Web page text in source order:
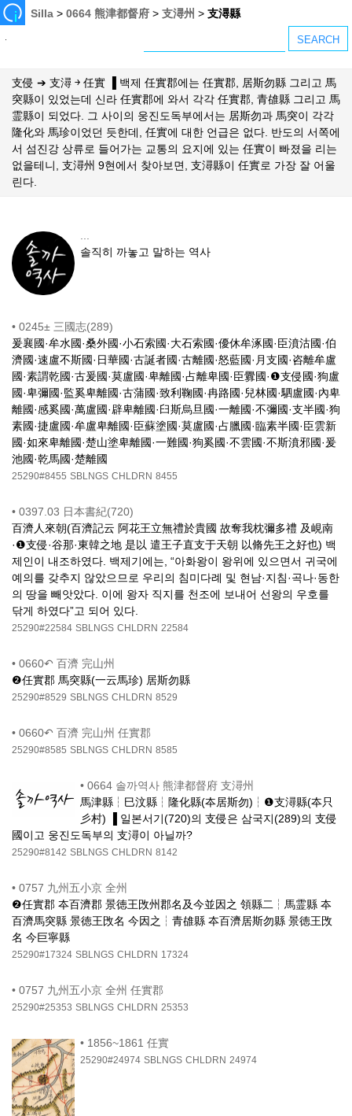
Silla >0664 熊津都督府 >支潯州 >支潯縣
支侵 ➔ 支潯 ￫ 任實 ▐ 백제 任實郡에는 任實郡, 居斯勿縣 그리고 馬
突縣이 있었는데 신라 任實郡에 와서 각각 任實郡, 青䧺縣 그리고 馬
霊縣이 되었다. 그 사이의 웅진도독부에서는 居斯勿과 馬突이 각각
隆化와 馬珍이었던 듯한데, 任實에 대한 언급은 없다. 반도의 서쪽에
서 섬진강 상류로 들어가는 교통의 요지에 있는 任實이 빠졌을 리는
없을테니, 支潯州 9현에서 찾아보면, 支潯縣이 任實로 가장 잘 어울
린다.
...
솔직히 까놓고 말하는 역사
• 0245± 三國志(289)
爰襄國·牟水國·桑外國·小石索國·大石索國·優休牟涿國·臣濆沽國·伯
濟國·速盧不斯國·日華國·古誕者國·古離國·怒藍國·月支國·咨離牟盧
國·素謂乾國·古爰國·莫盧國·卑離國·占離卑國·臣釁國·❶支侵國·狗盧
國·卑彌國·監奚卑離國·古蒲國·致利鞠國·冉路國·兒林國·駟盧國·內卑
離國·感奚國·萬盧國·辟卑離國·臼斯烏旦國·一離國·不彌國·支半國·狗
素國·捷盧國·牟盧卑離國·臣蘇塗國·莫盧國·占臘國·臨素半國·臣雲新
國·如來卑離國·楚山塗卑離國·一難國·狗奚國·不雲國·不斯濆邪國·爰
池國·乾馬國·楚離國
25290#8455 SBLNGS CHLDRN 8455
• 0397.03 日本書紀(720)
百濟人來朝(百濟記云 阿花王立無禮於貴國 故奪我枕彌多禮 及峴南
·❶支侵·谷那·東韓之地 是以 遣王子直支于天朝 以脩先王之好也) 백
제인이 내조하였다. 백제기에는, “아화왕이 왕위에 있으면서 귀국에
예의를 갖추지 않았으므로 우리의 침미다례 및 현남·지침·곡나·동한
의 땅을 빼앗았다. 이에 왕자 직지를 천조에 보내어 선왕의 우호를
닦게 하였다”고 되어 있다.
25290#22584 SBLNGS CHLDRN 22584
• 0660↶ 百濟 完山州
❷任實郡 馬突縣(一云馬珍) 居斯勿縣
25290#8529 SBLNGS CHLDRN 8529
• 0660↶ 百濟 完山州 任實郡
25290#8585 SBLNGS CHLDRN 8585
• 0664 솔까역사 熊津都督府 支潯州
馬津縣┆巳汶縣┆隆化縣(夲居斯勿)┆❶支潯縣(夲只
彡村) ▐ 일본서기(720)의 支侵은 삼국지(289)의 支侵
國이고 웅진도독부의 支潯이 아닐까?
25290#8142 SBLNGS CHLDRN 8142
• 0757 九州五小京 全州
❷任實郡 夲百濟郡 景徳王攺州郡名及今並因之 領縣二┆馬霊縣 夲
百濟馬突縣 景徳王攺名 今因之┆青䧺縣 夲百濟居斯勿縣 景徳王攺
名 今巨寧縣
25290#17324 SBLNGS CHLDRN 17324
• 0757 九州五小京 全州 任實郡
25290#25353 SBLNGS CHLDRN 25353
• 1856~1861 任實
25290#24974 SBLNGS CHLDRN 24974